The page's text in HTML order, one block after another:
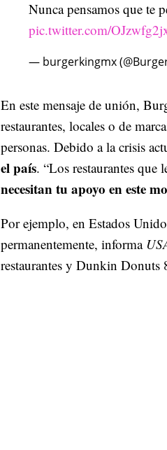
Nunca pensamos que te
pic.twitter.com/
— burgerkingmx
En este mensaje de unión,
restaurantes, locales o de
personas. Debido a la crisis
el país. “Los restaurantes que
necesitan tu apoyo en este
Por ejemplo, en Estados
permanentemente, informa
restaurantes y Dunkin Donuts